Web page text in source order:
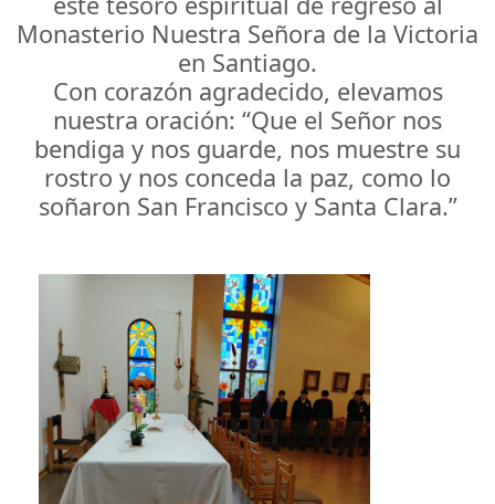
Monasterio Nuestra Señora de la Victoria
en Santiago.
Con corazón agradecido, elevamos
nuestra oración: “Que el Señor nos
bendiga y nos guarde, nos muestre su
rostro y nos conceda la paz, como lo
soñaron San Francisco y Santa Clara.”